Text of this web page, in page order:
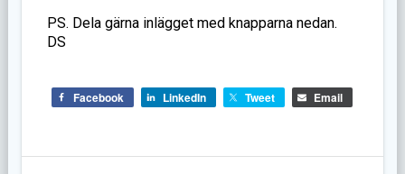
PS. Dela gärna inlägget med knapparna nedan.
DS
Facebook LinkedIn Tweet Email